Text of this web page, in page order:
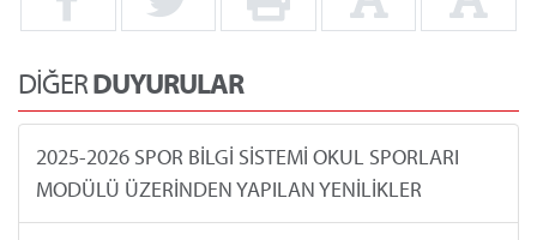
DİĞERDUYURULAR
2025-2026 SPOR BİLGİ SİSTEMİ OKUL SPORLARI
MODÜLÜ ÜZERİNDEN YAPILAN YENİLİKLER